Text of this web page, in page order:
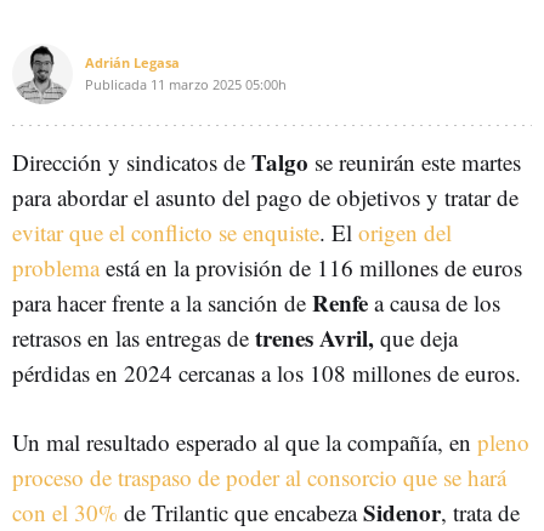
Adrián Legasa
Publicada 11 marzo 2025 05:00h
Dirección y sindicatos de Talgo se reunirán este martes
para abordar el asunto del pago de objetivos y tratar de
evitar que el conflicto se enquiste. El origen del
problemaestá en la provisión de 116 millones de euros
para hacer frente a la sanción de Renfe a causa de los
retrasos en las entregas de trenes Avril, que deja
pérdidas en 2024 cercanas a los 108 millones de euros.
Un mal resultado esperado al que la compañía, en pleno
proceso de traspaso de poder al consorcio que se hará
con el 30% de Trilantic que encabezaSidenor, trata de